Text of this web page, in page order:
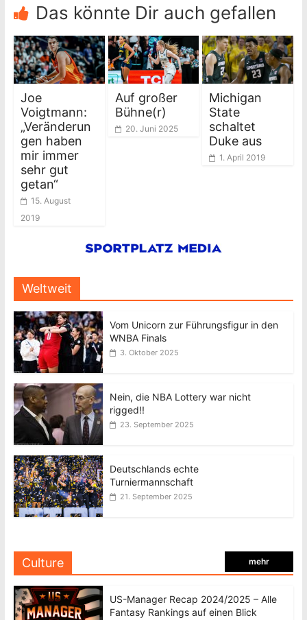
Das könnte Dir auch gefallen
Joe
Voigtmann:
„Veränderun
gen haben
mir immer
sehr gut
getan“
15. August
2019
Auf großer
Bühne(r)
20. Juni 2025
Michigan
State
schaltet
Duke aus
1. April 2019
Weltweit
Vom Unicorn zur Führungsfigur in den
WNBA Finals
3. Oktober 2025
Nein, die NBA Lottery war nicht
rigged!!
23. September 2025
Deutschlands echte
Turniermannschaft
21. September 2025
Culture mehr
US-Manager Recap 2024/2025 – Alle
Fantasy Rankings auf einen Blick